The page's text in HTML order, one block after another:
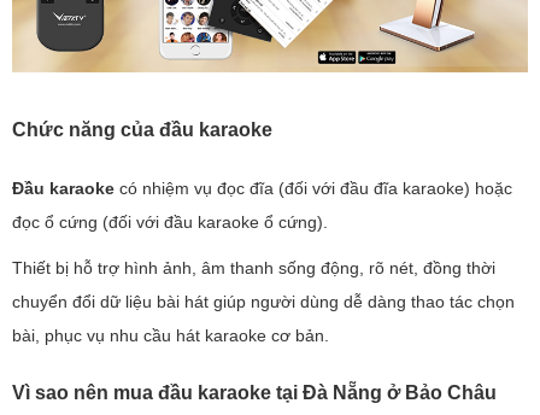
Chức năng của đầu karaoke
Đầu karaoke có nhiệm vụ đọc đĩa (đối với đầu đĩa karaoke) hoặc
đọc ổ cứng (đối với đầu karaoke ổ cứng).
Thiết bị hỗ trợ hình ảnh, âm thanh sống động, rõ nét, đồng thời
chuyển đổi dữ liệu bài hát giúp người dùng dễ dàng thao tác chọn
bài, phục vụ nhu cầu hát karaoke cơ bản.
Vì sao nên mua đầu karaoke tại Đà Nẵng ở Bảo Châu